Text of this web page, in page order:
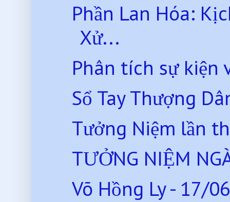
Phần Lan Hóa:
Xử...
Phân tích sự kiện
Sổ Tay Thượng
Tưởng Niệm lần
TƯỞNG NIỆM
Võ Hồng Ly - 17/